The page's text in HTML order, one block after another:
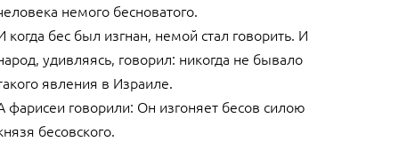
немого бесноватого.
когда бес был изгнан, немой стал говорить. И
удивляясь, говорил: никогда не бывало
явления в Израиле.
фарисеи говорили: Он изгоняет бесов силою
бесовского.